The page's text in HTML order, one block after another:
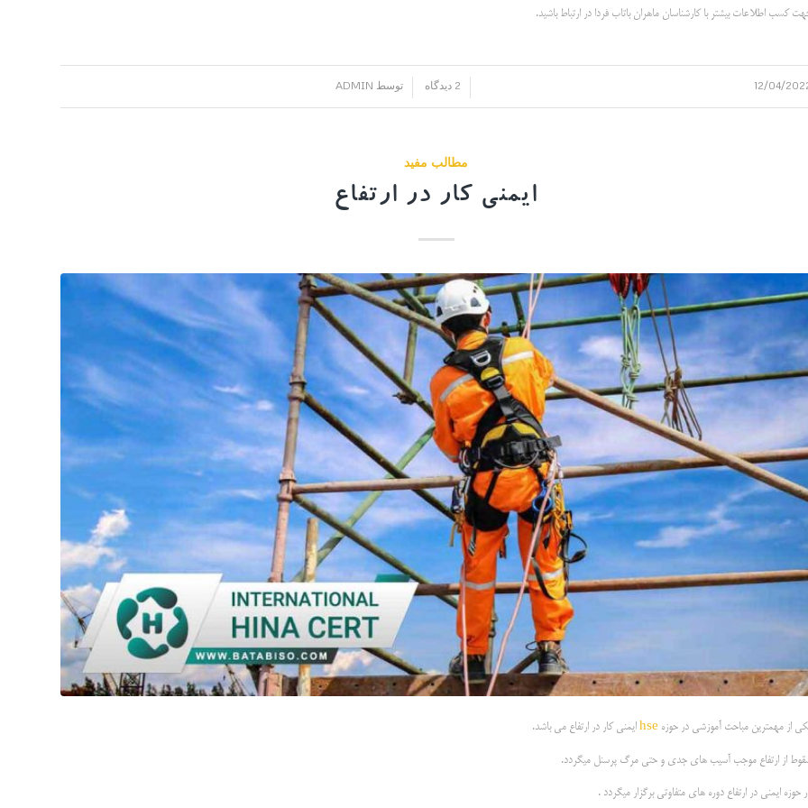
کسب اطلاعات بیشتر با کارشناسان ماهران باتاب فردا در ارتباط باشید.
12/04/ 2 دیدگاه توسط ADMIN
مطالب مفید
ایمنی کار در ارتفاع
از مهمترین مباحث آموزشی در حوزه hse ایمنی کار در ارتفاع می باشد.
از ارتفاع موجب آسیب های جدی و حتی مرگ پرسنل میگردد.
حوزه ایمنی در ارتفاع دوره های متفاوتی برگزار میگردد .